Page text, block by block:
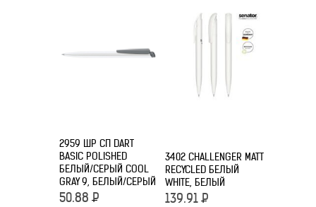
2959 ШР СП DART
BASIC POLISHED
БЕЛЫЙ/СЕРЫЙ COOL
GRAY 9, БЕЛЫЙ/СЕРЫЙ
50.88 Р
3402 CHALLENGER MATT
RECYCLED БЕЛЫЙ
WHITE, БЕЛЫЙ
139.91 Р